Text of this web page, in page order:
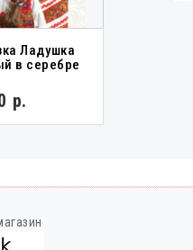
Ладушка
в серебре
р.